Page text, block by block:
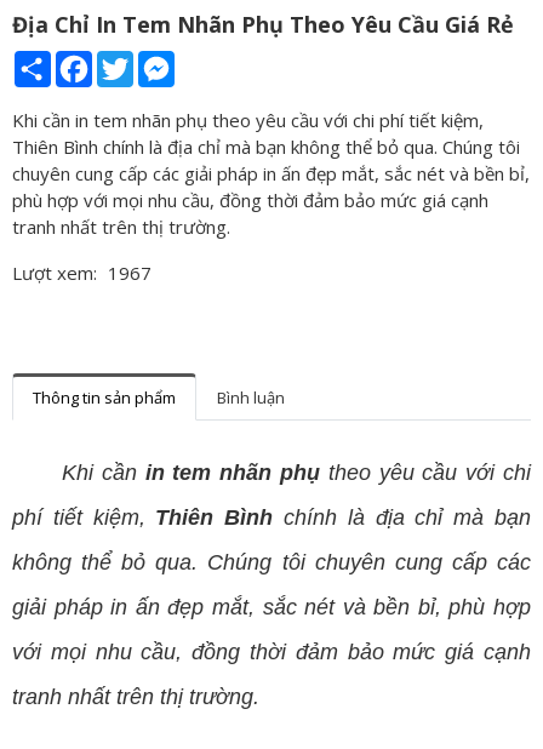
Địa Chỉ In Tem Nhãn Phụ Theo Yêu Cầu Giá Rẻ
ShareFacebook
Twitter
Khi cần in tem nhãn phụ theo yêu cầu với chi phí tiết kiệm,
Thiên Bình chính là địa chỉ mà bạn không thể bỏ qua. Chúng tôi
chuyên cung cấp các giải pháp in ấn đẹp mắt, sắc nét và bền bỉ,
phù hợp với mọi nhu cầu, đồng thời đảm bảo mức giá cạnh
tranh nhất trên thị trường.
Lượt xem: 1967
Thông tin sản phẩm Bình luận
Khi cần in tem nhãn phụtheo yêu cầu với chi
phí tiết kiệm, Thiên Bình chính là địa chỉ mà bạn
không thể bỏ qua. Chúng tôi chuyên cung cấp các
giải phápin ấnđẹp mắt, sắc nét và bền bỉ, phù hợp
với mọi nhu cầu, đồng thời đảm bảo mức giá cạnh
tranh nhất trên thị trường.